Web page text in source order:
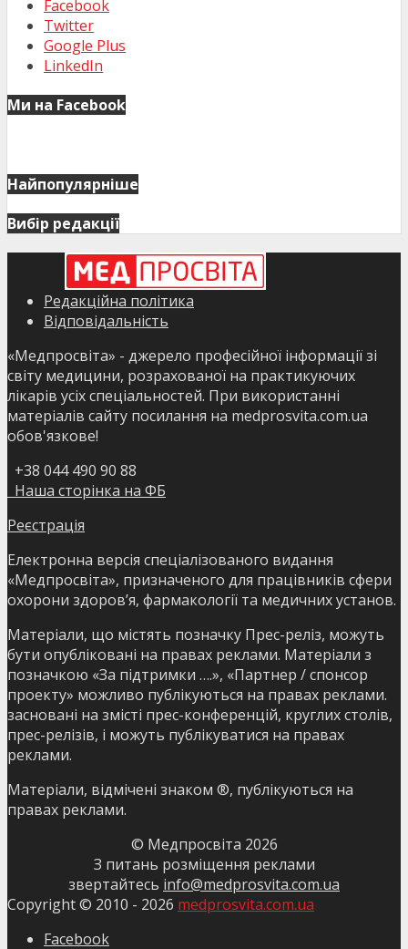
Facebook
Twitter
Google Plus
LinkedIn
Ми на Facebook
Найпопулярніше
Вибір редакції
Редакційна політика
Відповідальність
«Медпросвіта» - джерело професійної інформації зі
світу медицини, розрахованої на практикуючих
лікарів усіх спеціальностей. При використанні
матеріалів сайту посилання на medprosvita.com.ua
обов'язкове!
+38 044 490 90 88
Наша сторінка на ФБ
Реєстрація
Електронна версія спеціалізованого видання
«Медпросвіта», призначеного для працівників сфери
охорони здоров’я, фармакології та медичних установ.
Матеріали, що містять позначку Прес-реліз, можуть
бути опубліковані на правах реклами. Матеріали з
позначкою «За підтримки ….», «Партнер / спонсор
проекту» можливо публікуються на правах реклами.
засновані на змісті прес-конференцій, круглих столів,
прес-релізів, і можуть публікуватися на правах
реклами.
Матеріали, відмічені знаком ®, публікуються на
правах реклами.
© Медпросвіта 2026
З питань розміщення реклами
звертайтесь info@medprosvita.com.ua
Copyright © 2010 - 2026 medprosvita.com.ua
Facebook